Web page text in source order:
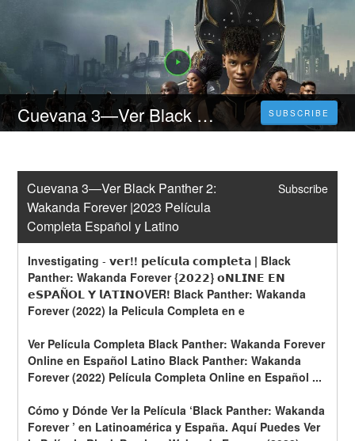
Cuevana 3—Ver Black Panther 2: Wakanda Forever |2023 Película Completa Español y Latino SUBSCRIBE
Cuevana 3—Ver Black Panther 2:
Wakanda Forever |2023 Película
Completa Español y Latino
Subscribe
Investigating -𝘃𝗲𝗿!! 𝗽𝗲𝗹í𝗰𝘂𝗹𝗮 𝗰𝗼𝗺𝗽𝗹𝗲𝘁𝗮 | Black
Panther: Wakanda Forever {𝟮𝟬𝟮𝟮} 𝗼𝗡𝗟𝗜𝗡𝗘 𝗘𝗡
𝗲𝗦𝗣𝗔Ñ𝗢𝗟 𝗬 𝗹𝗔𝗧𝗜𝗡𝗢VER! Black Panther: Wakanda
Forever (2022) la Pelicula Completa en e
Ver Película Completa Black Panther: Wakanda Forever
Online en Español Latino Black Panther: Wakanda
Forever (2022) Película Completa Online en Español ...
Cómo y Dónde Ver la Película ‘Black Panther: Wakanda
Forever ’ en Latinoamérica y España. Aquí Puedes Ver